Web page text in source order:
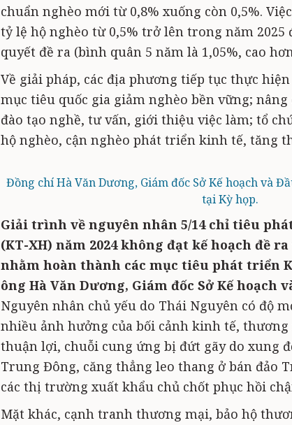
chuẩn nghèo mới từ 0,8% xuống còn 0,5%.
tỷ lệ hộ nghèo từ 0,5% trở lên trong năm
quyết đề ra (bình quân 5 năm là 1,05%, cao
Về giải pháp, các địa phương tiếp tục thực
mục tiêu quốc gia giảm nghèo bền vững;
đào tạo nghề, tư vấn, giới thiệu việc làm; tổ
hộ nghèo, cận nghèo phát triển kinh tế, tăng
Đồng chí Hà Văn Dương, Giám đốc Sở Kế hoạch và
tại Kỳ họp.
Giải trình về nguyên nhân 5/14 chỉ tiêu
(KT-XH) năm 2024 không đạt kế hoạch đề
nhằm hoàn thành các mục tiêu phát triển
ông Hà Văn Dương, Giám đốc Sở Kế hoạch
Nguyên nhân chủ yếu do Thái Nguyên có độ
nhiều ảnh hưởng của bối cảnh kinh tế,
thuận lợi, chuỗi cung ứng bị đứt gãy do xung
Trung Đông, căng thẳng leo thang ở bán đảo
các thị trường xuất khẩu chủ chốt phục hồi
Mặt khác, cạnh tranh thương mại, bảo hộ